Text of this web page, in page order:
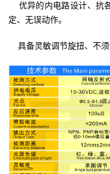
优异的内电路设计、抗
定、无误动作。
具备灵敏调节旋扭、不